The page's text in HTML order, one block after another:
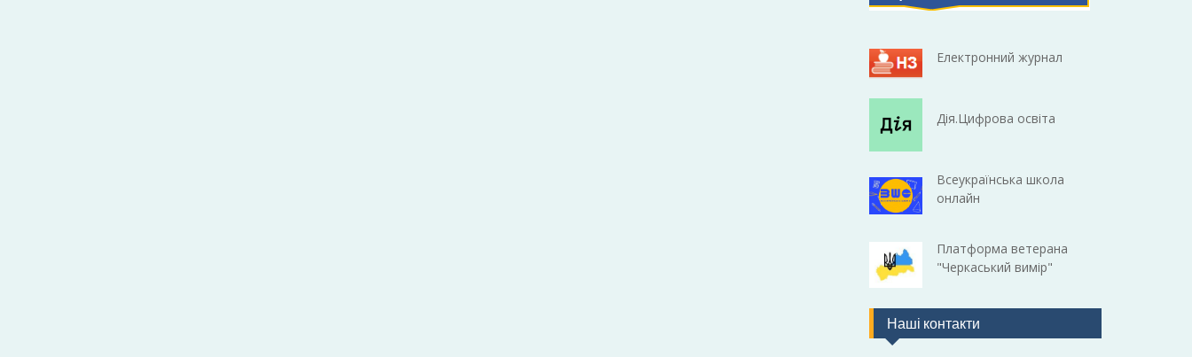
Електронний журнал
Дія.Цифрова освіта
Всеукраїнська школа
онлайн
Платформа ветерана
"Черкаський вимір"
Наші контакти